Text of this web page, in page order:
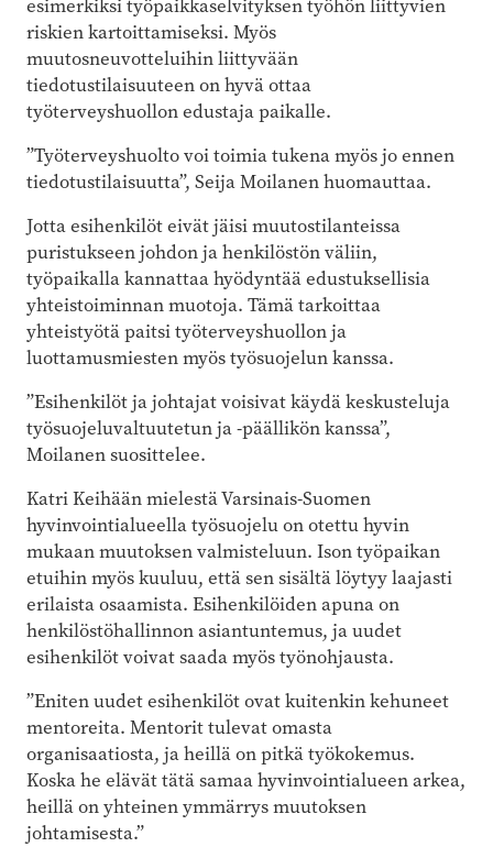
esimerkiksi työpaikkaselvityksen työhön liittyvien
riskien kartoittamiseksi. Myös
muutosneuvotteluihin liittyvään
tiedotustilaisuuteen on hyvä ottaa
työterveyshuollon edustaja paikalle.
”Työterveyshuolto voi toimia tukena myös jo ennen
tiedotustilaisuutta”, Seija Moilanen huomauttaa.
Jotta esihenkilöt eivät jäisi muutostilanteissa
puristukseen johdon ja henkilöstön väliin,
työpaikalla kannattaa hyödyntää edustuksellisia
yhteistoiminnan muotoja. Tämä tarkoittaa
yhteistyötä paitsi työterveyshuollon ja
luottamusmiesten myös työsuojelun kanssa.
”Esihenkilöt ja johtajat voisivat käydä keskusteluja
työsuojeluvaltuutetun ja -päällikön kanssa”,
Moilanen suosittelee.
Katri Keihään mielestä Varsinais-Suomen
hyvinvointialueella työ­suojelu on otettu hyvin
mukaan muutoksen valmisteluun. Ison työpaikan
etuihin myös kuuluu, että sen sisältä löytyy laajasti
erilaista osaamista. Esihenkilöiden apuna on
henkilöstö­hallinnon asiantuntemus, ja uudet
esihenkilöt voivat saada myös työnohjausta.
”Eniten uudet esihenkilöt ovat kuitenkin kehuneet
mentoreita. Mentorit tulevat omasta
organisaatiosta, ja heillä on pitkä työkokemus.
Koska he elävät tätä samaa hyvinvointialueen arkea,
heillä on yhteinen ymmärrys muutoksen
johtamisesta.”